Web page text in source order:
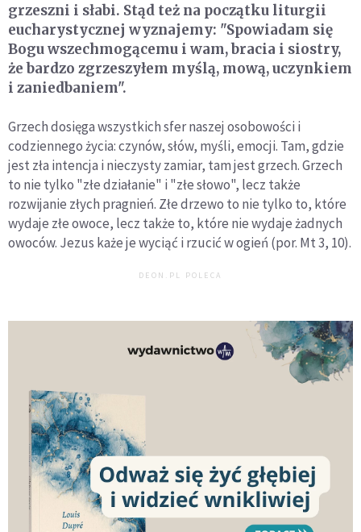
grzeszni i słabi. Stąd też na początku liturgii
eucharystycznej wyznajemy: "Spowiadam się
Bogu wszechmogącemu i wam, bracia i siostry,
że bardzo zgrzeszyłem myślą, mową, uczynkiem
i zaniedbaniem".
Grzech dosięga wszystkich sfer naszej osobowości i
codziennego życia: czynów, słów, myśli, emocji. Tam, gdzie
jest zła intencja i nieczysty zamiar, tam jest grzech. Grzech
to nie tylko "złe działanie" i "złe słowo", lecz także
rozwijanie złych pragnień. Złe drzewo to nie tylko to, które
wydaje złe owoce, lecz także to, które nie wydaje żadnych
owoców. Jezus każe je wyciąć i rzucić w ogień (por. Mt 3, 10).
DEON.PL POLECA